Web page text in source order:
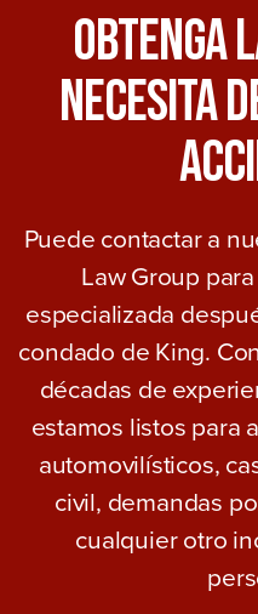
Obtenga
Necesita
Puede contactar a
Law Group
especializada
condado de King.
décadas de
estamos listos para
automovilísticos,
civil, demandas
cualquier otro